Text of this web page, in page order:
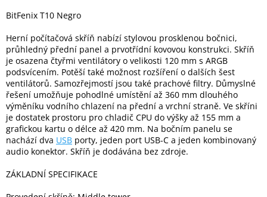
A
CARTRIDGE
OEM
Sestavy
počítačů
Inpraise
Kamerové
systémy
MILESIGHT
BitFenix T10 Negro
Herní počítačová skříň nabízí stylovou prosklenou bočnici,
průhledný přední panel a prvotřídní kovovou konstrukci. Skříň
je osazena čtyřmi ventilátory o velikosti 120 mm s ARGB
podsvícením. Potěší také možnost rozšíření o dalších šest
ventilátorů. Samozřejmostí jsou také prachové filtry. Důmyslné
řešení umožňuje pohodlné umístění až 360 mm dlouhého
výměníku vodního chlazení na přední a vrchní straně. Ve skříni
je dostatek prostoru pro chladič CPU do výšky až 155 mm a
grafickou kartu o délce až 420 mm. Na bočním panelu se
nachází dva USB porty, jeden port USB-C a jeden kombinovaný
audio konektor. Skříň je dodávána bez zdroje.
ZÁKLADNÍ SPECIFIKACE